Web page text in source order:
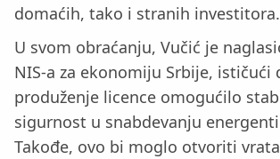
domaćih, tako i stranih investitora.
U svom obraćanju, Vučić je
NIS-a za ekonomiju Srbije, ističući
produženje licence omogućilo
sigurnost u snabdevanju
Takođe, ovo bi moglo otvoriti